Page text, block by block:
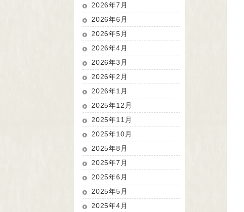
2026年7月
2026年6月
2026年5月
2026年4月
2026年3月
2026年2月
2026年1月
2025年12月
2025年11月
2025年10月
2025年8月
2025年7月
2025年6月
2025年5月
2025年4月